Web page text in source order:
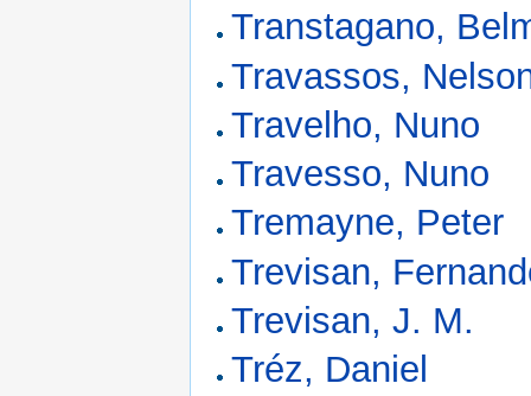
Transtagano,
Travassos,
Travelho, Nuno
Travesso, Nuno
Tremayne, Peter
Trevisan,
Trevisan, J. M.
Tréz, Daniel